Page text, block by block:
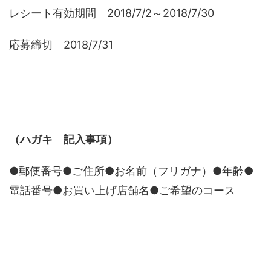
レシート有効期間 2018/7/2～2018/7/30
応募締切 2018/7/31
（ハガキ 記入事項）
●郵便番号●ご住所●お名前（フリガナ）●年齢●
電話番号●お買い上げ店舗名●ご希望のコース